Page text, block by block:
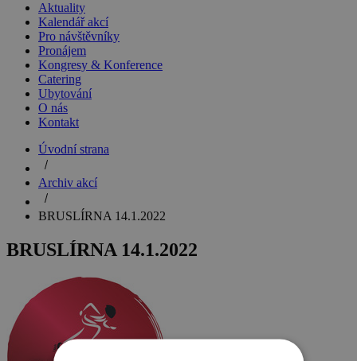
Aktuality
Kalendář akcí
Pro návštěvníky
Pronájem
Kongresy & Konference
Catering
Ubytování
O nás
Kontakt
Úvodní strana
Archiv akcí
BRUSLÍRNA 14.1.2022
BRUSLÍRNA 14.1.2022